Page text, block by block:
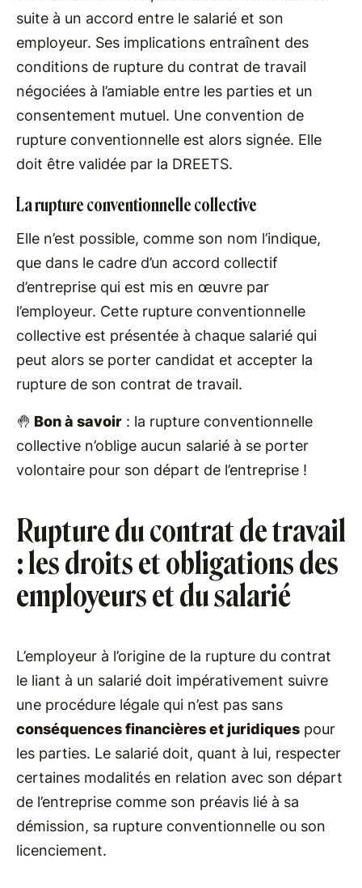
suite à un accord entre le salarié et son
employeur. Ses implications entraînent des
conditions de rupture du contrat de travail
négociées à l’amiable entre les parties et un
consentement mutuel. Une convention de
rupture conventionnelle est alors signée. Elle
doit être validée par la DREETS.
La rupture conventionnelle collective
Elle n’est possible, comme son nom l’indique,
que dans le cadre d’un accord collectif
d’entreprise qui est mis en œuvre par
l’employeur. Cette rupture conventionnelle
collective est présentée à chaque salarié qui
peut alors se porter candidat et accepter la
rupture de son contrat de travail.
🤚 Bon à savoir : la rupture conventionnelle
collective n’oblige aucun salarié à se porter
volontaire pour son départ de l’entreprise !
Rupture du contrat de travail
: les droits et obligations des
employeurs et du salarié
L’employeur à l’origine de la rupture du contrat
le liant à un salarié doit impérativement suivre
une procédure légale qui n’est pas sans
conséquences financières et juridiques pour
les parties. Le salarié doit, quant à lui, respecter
certaines modalités en relation avec son départ
de l’entreprise comme son préavis lié à sa
démission, sa rupture conventionnelle ou son
licenciement.